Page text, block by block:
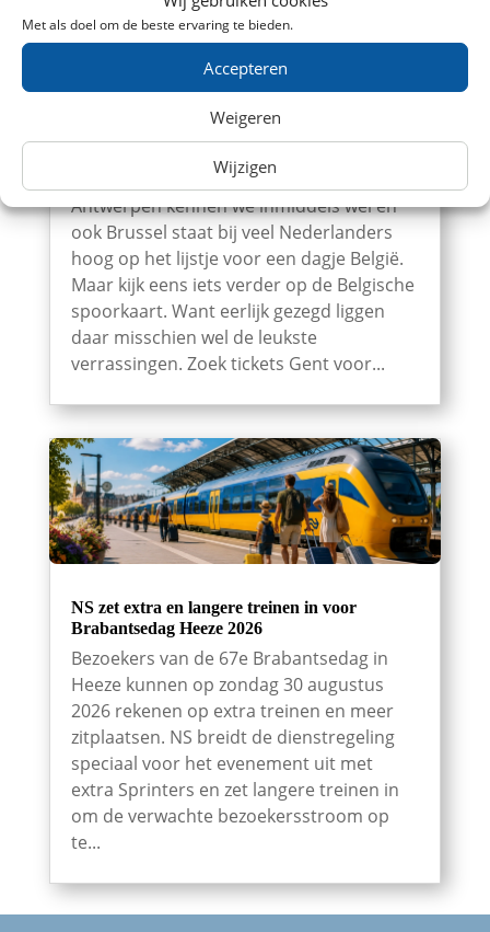
Met als doel om de beste ervaring te bieden.
Accepteren
Weigeren
Wijzigen
zijn voor een dagje met de trein
Antwerpen kennen we inmiddels wel en
ook Brussel staat bij veel Nederlanders
hoog op het lijstje voor een dagje België.
Maar kijk eens iets verder op de Belgische
spoorkaart. Want eerlijk gezegd liggen
daar misschien wel de leukste
verrassingen. Zoek tickets Gent voor...
NS zet extra en langere treinen in voor
Brabantsedag Heeze 2026
Bezoekers van de 67e Brabantsedag in
Heeze kunnen op zondag 30 augustus
2026 rekenen op extra treinen en meer
zitplaatsen. NS breidt de dienstregeling
speciaal voor het evenement uit met
extra Sprinters en zet langere treinen in
om de verwachte bezoekersstroom op
te...